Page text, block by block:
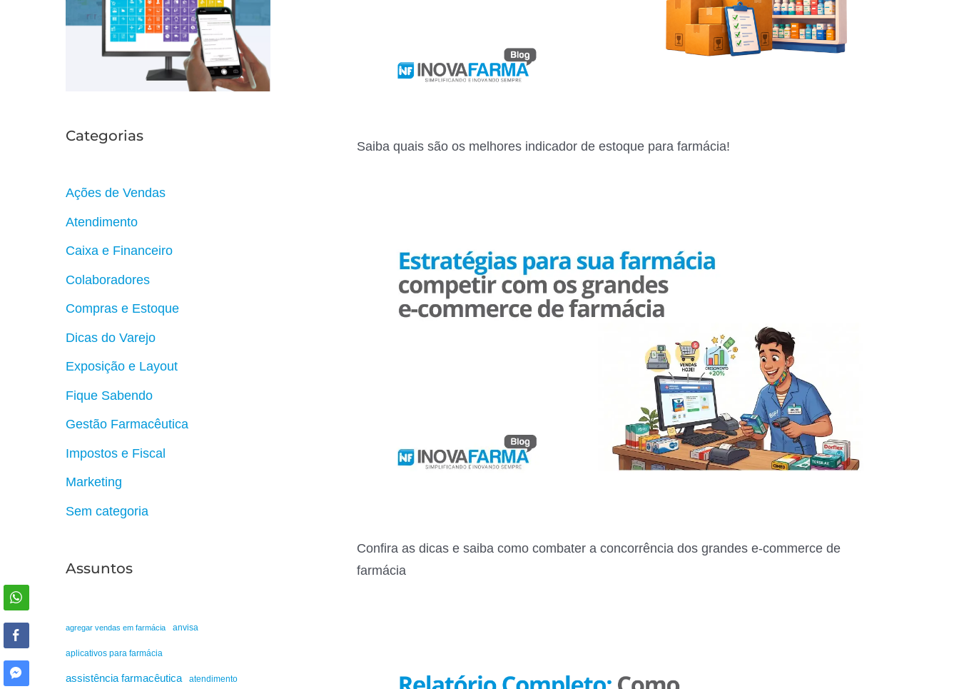
Categorias
Ações de Vendas
Atendimento
Caixa e Financeiro
Colaboradores
Compras e Estoque
Dicas do Varejo
Exposição e Layout
Fique Sabendo
Gestão Farmacêutica
Impostos e Fiscal
Marketing
Sem categoria
Assuntos
agregar vendas em farmácia anvisa
aplicativos para farmácia
assistência farmacêutica atendimento
Saiba quais são os melhores indicador de estoque para farmácia!
Confira as dicas e saiba como combater a concorrência dos grandes e-commerce de
farmácia